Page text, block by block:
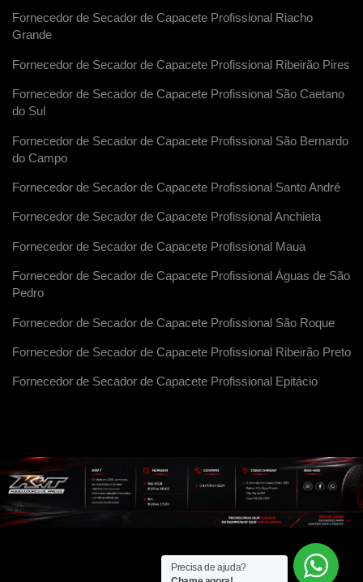
Fornecedor de Secador de Capacete Profissional Riacho
Grande
Fornecedor de Secador de Capacete Profissional Ribeirão Pires
Fornecedor de Secador de Capacete Profissional São Caetano
do Sul
Fornecedor de Secador de Capacete Profissional São Bernardo
do Campo
Fornecedor de Secador de Capacete Profissional Santo André
Fornecedor de Secador de Capacete Profissional Anchieta
Fornecedor de Secador de Capacete Profissional Maua
Fornecedor de Secador de Capacete Profissional Águas de São
Pedro
Fornecedor de Secador de Capacete Profissional São Roque
Fornecedor de Secador de Capacete Profissional Ribeirão Preto
Fornecedor de Secador de Capacete Profissional Epitácio
Precisa de ajuda?